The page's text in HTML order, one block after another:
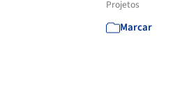
Projetos
Marcar